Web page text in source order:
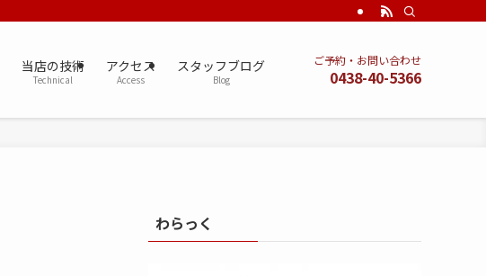
当店の技術
Technical
アクセス
Access
スタッフブログ
Blog
ご予約・お問い合わせ
0438-40-5366
わらっく